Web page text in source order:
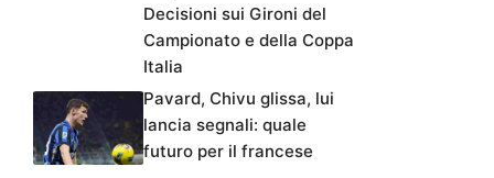
Decisioni sui Gironi del
Campionato e della Coppa
Italia
Pavard, Chivu glissa, lui
lancia segnali: quale
futuro per il francese